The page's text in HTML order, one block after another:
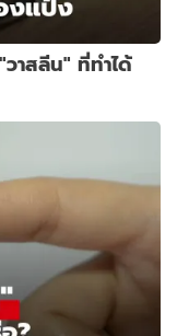
วาสลีน" ที่ทำได้